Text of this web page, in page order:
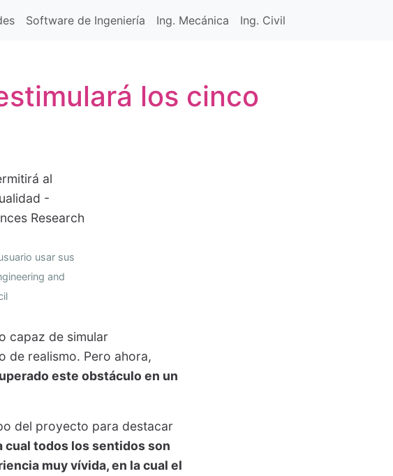
Software de Ingeniería Ing. Mecánica Ing. Civil
los cinco
usar sus
and
capaz de simular
de realismo. Pero ahora,
este obstáculo en un
del proyecto para destacar
cual todos los sentidos son
muy vívida, en la cual el